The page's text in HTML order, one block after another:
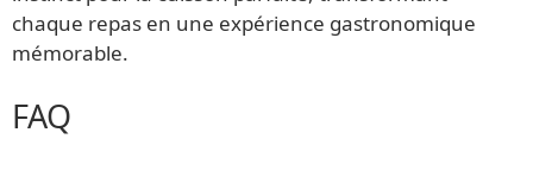
chaque repas en une expérience gastronomique
mémorable.
FAQ